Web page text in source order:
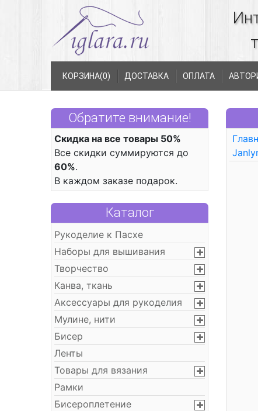
КОРЗИНА(0) ДОСТАВКА ОПЛАТА
Обратите внимание!
Скидка на все товары 50%
Все скидки суммируются до
60%.
В каждом заказе подарок.
Каталог
Рукоделие к Пасхе
Наборы для вышивания
Творчество
Канва, ткань
Аксессуары для рукоделия
Мулине, нити
Бисер
Ленты
Товары для вязания
Рамки
Бисероплетение